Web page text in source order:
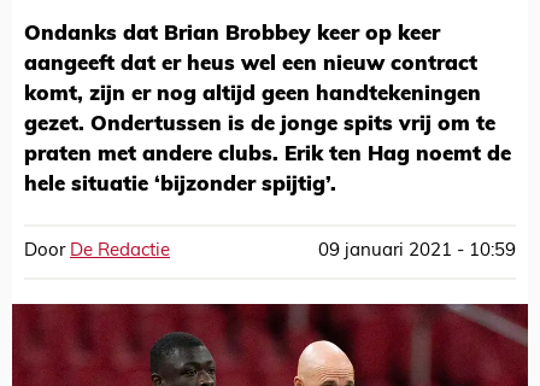
Ondanks dat Brian Brobbey keer op keer
aangeeft dat er heus wel een nieuw contract
komt, zijn er nog altijd geen handtekeningen
gezet. Ondertussen is de jonge spits vrij om te
praten met andere clubs. Erik ten Hag noemt de
hele situatie ‘bijzonder spijtig’.
Door De Redactie 09 januari 2021 - 10:59